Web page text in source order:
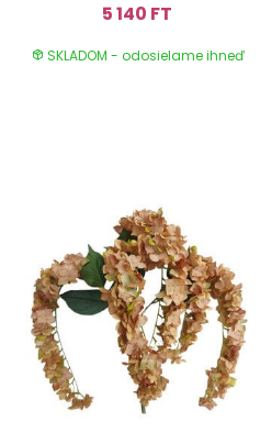
5 140 FT
SKLADOM - odosielame ihneď